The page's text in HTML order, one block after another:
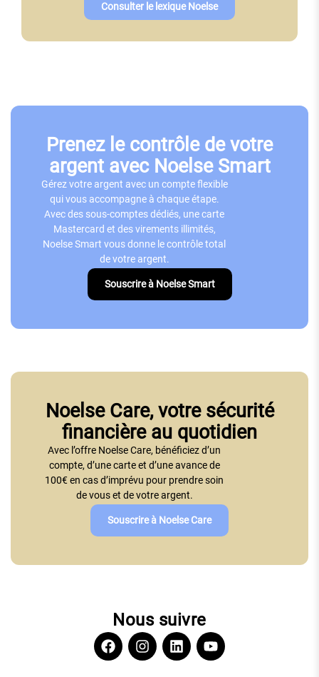
Consulter le lexique Noelse
Prenez le contrôle de votre
argent avec Noelse Smart
Gérez votre argent avec un compte flexible
qui vous accompagne à chaque étape.
Avec des sous-comptes dédiés, une carte
Mastercard et des virements illimités,
Noelse Smart vous donne le contrôle total
de votre argent.
Souscrire à Noelse Smart
Noelse Care, votre sécurité
financière au quotidien
Avec l’offre Noelse Care, bénéficiez d’un
compte, d’une carte et d’une avance de
100€ en cas d’imprévu pour prendre soin
de vous et de votre argent.
Souscrire à Noelse Care
Nous suivre